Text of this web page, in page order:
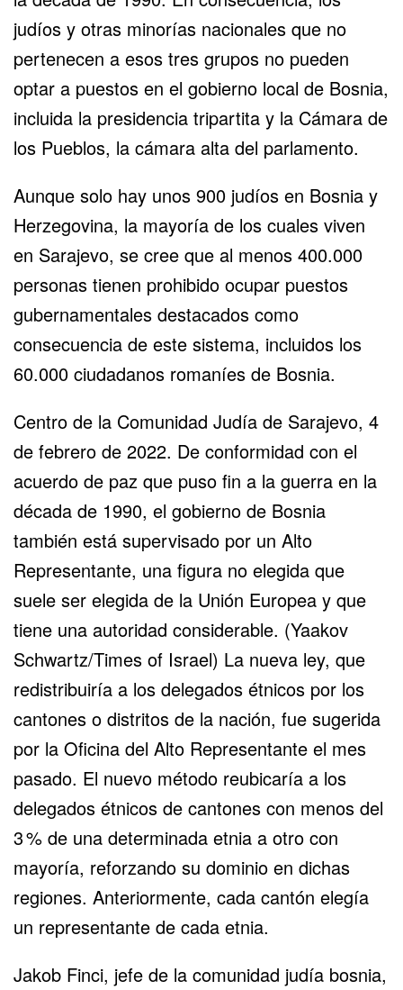
judíos y otras minorías nacionales que no
pertenecen a esos tres grupos no pueden
optar a puestos en el gobierno local de Bosnia,
incluida la presidencia tripartita y la Cámara de
los Pueblos, la cámara alta del parlamento.
Aunque solo hay unos 900 judíos en Bosnia y
Herzegovina, la mayoría de los cuales viven
en Sarajevo, se cree que al menos 400.000
personas tienen prohibido ocupar puestos
gubernamentales destacados como
consecuencia de este sistema, incluidos los
60.000 ciudadanos romaníes de Bosnia.
Centro de la Comunidad Judía de Sarajevo, 4
de febrero de 2022. De conformidad con el
acuerdo de paz que puso fin a la guerra en la
década de 1990, el gobierno de Bosnia
también está supervisado por un Alto
Representante, una figura no elegida que
suele ser elegida de la Unión Europea y que
tiene una autoridad considerable. (Yaakov
Schwartz/Times of Israel) La nueva ley, que
redistribuiría a los delegados étnicos por los
cantones o distritos de la nación, fue sugerida
por la Oficina del Alto Representante el mes
pasado. El nuevo método reubicaría a los
delegados étnicos de cantones con menos del
3 % de una determinada etnia a otro con
mayoría, reforzando su dominio en dichas
regiones. Anteriormente, cada cantón elegía
un representante de cada etnia.
Jakob Finci, jefe de la comunidad judía bosnia,